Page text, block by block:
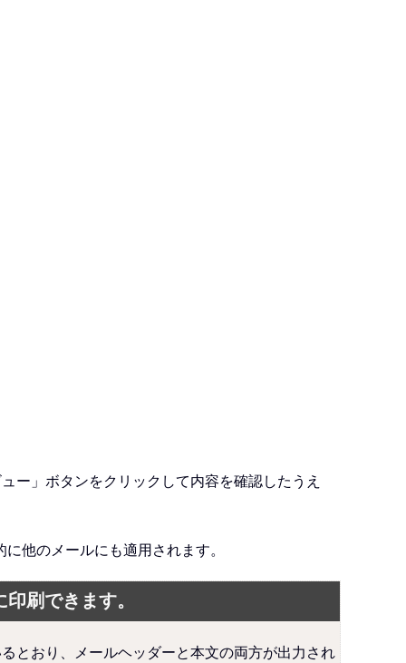
ー」ボタンをクリックして内容を確認したうえ
他のメールにも適用されます。
刷できます。
とおり、メールヘッダーと本文の両方が出力され